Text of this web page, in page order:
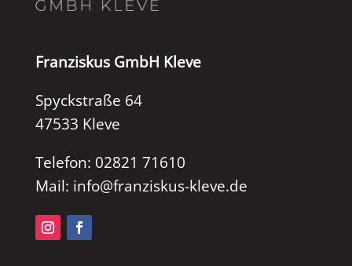
Franziskus GmbH Kleve
Spyckstraße 64
47533 Kleve
Telefon: 02821 71610
Mail: info@franziskus-kleve.de